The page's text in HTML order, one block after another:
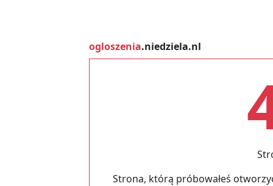
ogloszenia.niedziela.nl
Strona, którą próbowałeś